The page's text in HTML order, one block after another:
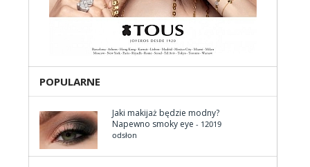
POPULARNE
Jaki makijaż będzie modny?
Napewno smoky eye - 12019
odsłon